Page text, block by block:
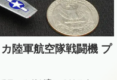
陸軍航空隊戦闘機 プ